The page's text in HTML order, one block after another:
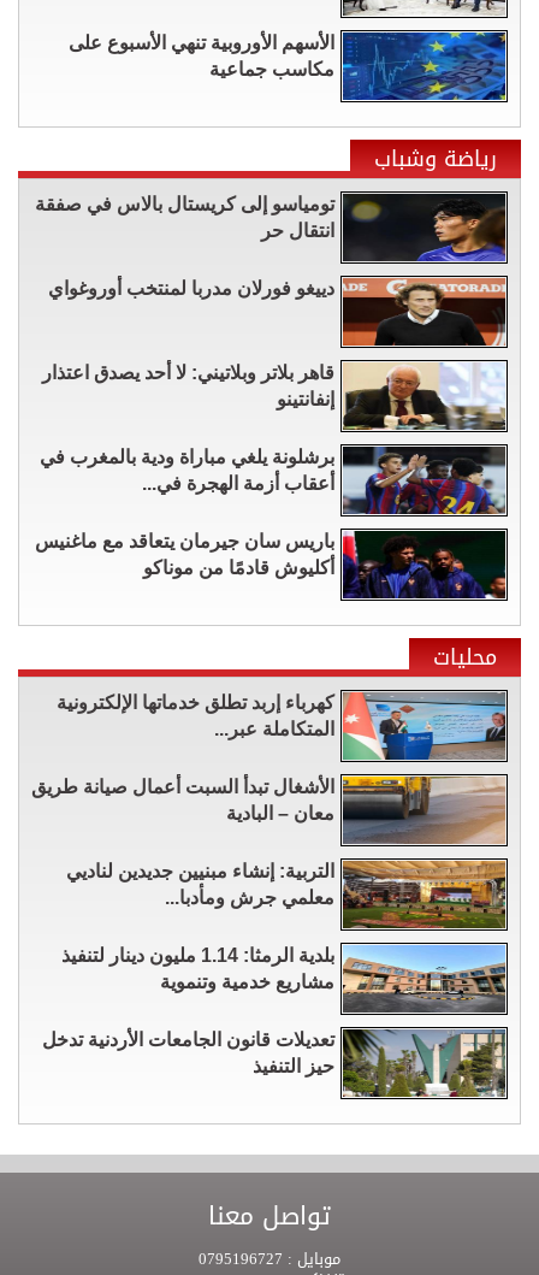
الأسهم الأوروبية تنهي الأسبوع على
مكاسب جماعية
رياضة وشباب
تومياسو إلى كريستال بالاس في صفقة
انتقال حر
دييغو فورلان مدربا لمنتخب أوروغواي
قاهر بلاتر وبلاتيني: لا أحد يصدق اعتذار
إنفانتينو
برشلونة يلغي مباراة ودية بالمغرب في
أعقاب أزمة الهجرة في...
باريس سان جيرمان يتعاقد مع ماغنيس
أكليوش قادمًا من موناكو
محليات
كهرباء إربد تطلق خدماتها الإلكترونية
المتكاملة عبر...
الأشغال تبدأ السبت أعمال صيانة طريق
معان – البادية
التربية: إنشاء مبنيين جديدين لناديي
معلمي جرش ومأدبا...
بلدية الرمثا: 1.14 مليون دينار لتنفيذ
مشاريع خدمية وتنموية
تعديلات قانون الجامعات الأردنية تدخل
حيز التنفيذ
تواصل معنا
موبايل :